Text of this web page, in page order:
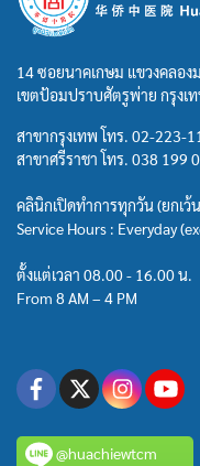
14 ซอยนาคเกษม แขวงคลอง
เขตป้อมปราบศัตรูพ่าย กรุงเ
สาขากรุงเทพ โทร. 02-223-
สาขาศรีราชา โทร. 038 199
คลินิกเปิดทำการทุกวัน (ยกเ
Service Hours : Everyday
ตั้งแต่เวลา 08.00 - 16.00 น.
From 8 AM – 4 PM
@huachiewtcm